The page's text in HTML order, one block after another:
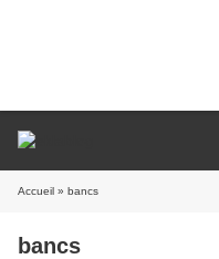
Accueil » bancs
bancs